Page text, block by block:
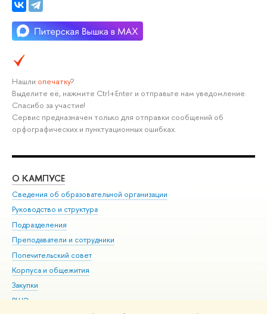
Нашли опечатку?
Выделите её, нажмите Ctrl+Enter и отправьте нам уведомление.
Спасибо за участие!
Сервис предназначен только для отправки сообщений об
орфографических и пунктуационных ошибках.
О КАМПУСЕ
Сведения об образовательной организации
Руководство и структура
Подразделения
Преподаватели и сотрудники
Попечительский совет
Корпуса и общежития
Закупки
ВШЭ для студентов с ограниченными возможностями
здоровья и инвалидностью